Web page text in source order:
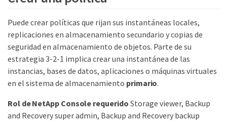
Puede crear políticas que rijan sus instantáneas locales,
replicaciones en almacenamiento secundario y copias de
seguridad en almacenamiento de objetos. Parte de su
estrategia 3-2-1 implica crear una instantánea de las
instancias, bases de datos, aplicaciones o máquinas virtuales
en el sistema de almacenamiento primario.
Rol de NetApp Console requerido Storage viewer, Backup
and Recovery super admin, Backup and Recovery backup